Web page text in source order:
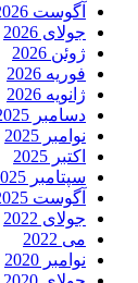
آگوست 2026
جولای 2026
ژوئن 2026
فوریه 2026
ژانویه 2026
دسامبر 2025
نوامبر 2025
اکتبر 2025
سپتامبر 2025
آگوست 2025
جولای 2022
می 2022
نوامبر 2020